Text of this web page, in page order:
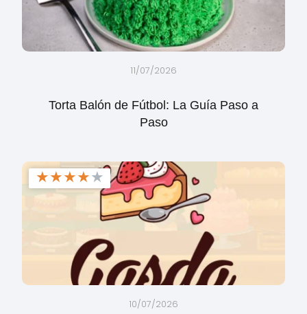
11/07/2026
Torta Balón de Fútbol: La Guía Paso a
Paso
★★★★★
10/07/2026